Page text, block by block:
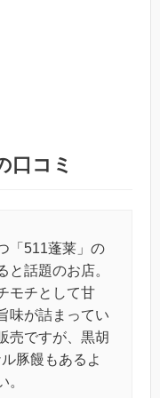
口コミ
「511蓬莱」の
と話題のお店。
モチとして甘
味が詰まってい
売ですが、黒胡
豚饅もあるよ
。